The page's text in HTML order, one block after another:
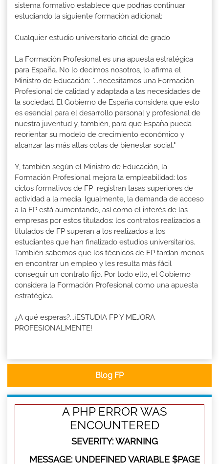
sistema formativo establece que podrías continuar
estudiando la siguiente formación adicional:
Cualquier estudio universitario oficial de grado
La Formación Profesional es una apuesta estratégica
para España. No lo decimos nosotros, lo afirma el
Ministro de Educación: "...necesitamos una Formación
Profesional de calidad y adaptada a las necesidades de
la sociedad. El Gobierno de España considera que esto
es esencial para el desarrollo personal y profesional de
nuestra juventud y, también, para que España pueda
reorientar su modelo de crecimiento económico y
alcanzar las más altas cotas de bienestar social."
Y, también según el Ministro de Educación, la
Formación Profesional mejora la empleabilidad: los
ciclos formativos de FP registran tasas superiores de
actividad a la media. Igualmente, la demanda de acceso
a la FP está aumentando, así como el interés de las
empresas por estos titulados: los contratos realizados a
titulados de FP superan a los realizados a los
estudiantes que han finalizado estudios universitarios.
También sabemos que los técnicos de FP tardan menos
en encontrar un empleo y les resulta más fácil
conseguir un contrato fijo. Por todo ello, el Gobierno
considera la Formación Profesional como una apuesta
estratégica.
¿A qué esperas?...¡ESTUDIA FP Y MEJORA
PROFESIONALMENTE!
Blog FP
A PHP ERROR WAS
ENCOUNTERED
SEVERITY: WARNING
MESSAGE: UNDEFINED VARIABLE $PAGE